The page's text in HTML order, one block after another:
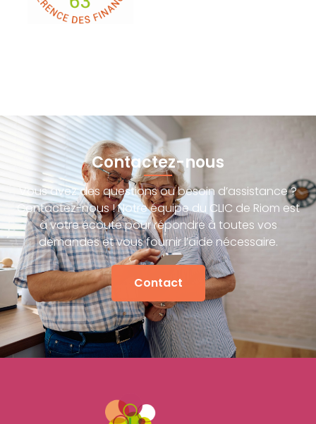
Contactez-nous
Vous avez des questions ou besoin d’assistance ?
Contactez-nous ! Notre équipe du CLIC de Riom est
à votre écoute pour répondre à toutes vos
demandes et vous fournir l’aide nécessaire.
Contact